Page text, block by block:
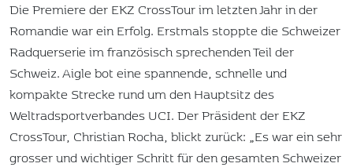
Die Premiere der EKZ CrossTour im letzten Jahr in der
Romandie war ein Erfolg. Erstmals stoppte die Schweizer
Radquerserie im französisch sprechenden Teil der
Schweiz. Aigle bot eine spannende, schnelle und
kompakte Strecke rund um den Hauptsitz des
Weltradsportverbandes UCI. Der Präsident der EKZ
CrossTour, Christian Rocha, blickt zurück: „Es war ein sehr
grosser und wichtiger Schritt für den gesamten Schweizer